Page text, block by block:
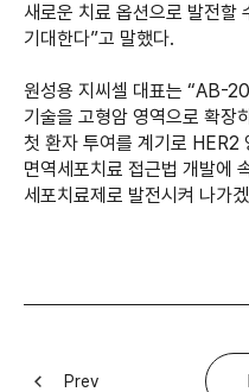
새로운 치료 옵션으로 발전할
기대한다”고 말했다.
원성용 지씨셀 대표는 “AB-
기술을 고형암 영역으로 확장
첫 환자 투여를 계기로 HER2
면역세포치료 접근법 개발에
세포치료제로 발전시켜 나가
Prev